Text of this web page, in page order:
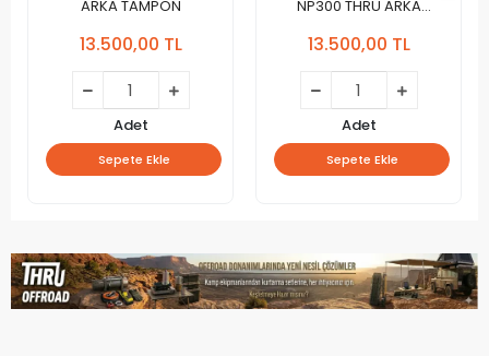
ARKA TAMPON
13.500,00 TL
Adet
Sepete Ekle
NP300 THRU ARKA
13.500,00 TL
Adet
Sepete Ekle